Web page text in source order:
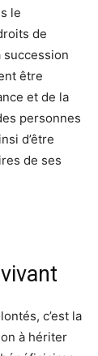
le
de
succession
être
et de la
personnes
d’être
de ses
c’est la
à hériter